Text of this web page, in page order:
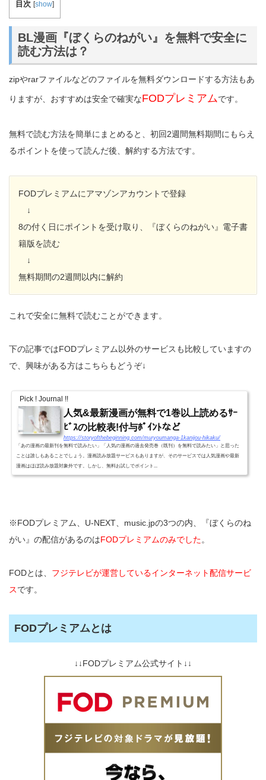
目次 [show]
BL漫画『ぼくらのねがい』を無料で安全に
読む方法は？
zipやrarファイルなどのファイルを無料ダウンロードする方法もあ
りますが、おすすめは安全で確実なFODプレミアムです。
無料で読む方法を簡単にまとめると、初回2週間無料期間にもらえ
るポイントを使って読んだ後、解約する方法です。
FODプレミアムにアマゾンアカウントで登録
↓
8の付く日にポイントを受け取り、『ぼくらのねがい』電子書
籍版を読む
↓
無料期間の2週間以内に解約
これで安全に無料で読むことができます。
下の記事ではFODプレミアム以外のサービスも比較していますの
で、興味がある方はこちらもどうぞ↓
Pick ! Journal !!
人気&最新漫画が無料で1巻以上読めるｻｰ
ﾋﾞｽの比較表!付与ﾎﾟｲﾝﾄなど
https://storyofthebeginning.com/muryoumanga-1kanijou-hikaku/
「あの漫画の最新刊を無料で読みたい」「人気の漫画の過去発売巻（既刊）を無料で読みたい」と思った
ことは誰しもあることでしょう。漫画読み放題サービスもありますが、そのサービスでは人気漫画や最新
漫画はほぼ読み放題対象外です。しかし、無料お試しでポイント...
※FODプレミアム、U-NEXT、music.jpの3つの内、『ぼくらのね
がい』の配信があるのはFODプレミアムのみでした。
FODとは、 フジテレビが運営しているインターネット配信サービ
スです。
FODプレミアムとは
↓↓FODプレミアム公式サイト↓↓